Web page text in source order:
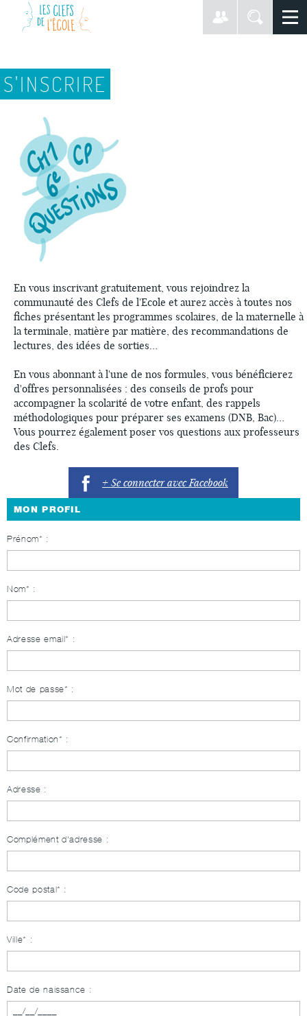
S'INSCRIRE
En vous inscrivant gratuitement, vous rejoindrez la
communauté des Clefs de l'Ecole et aurez accès à toutes nos
fiches présentant les programmes scolaires, de la maternelle à
la terminale, matière par matière, des recommandations de
lectures, des idées de sorties…
En vous abonnant à l'une de nos formules, vous bénéficierez
d'offres personnalisées : des conseils de profs pour
accompagner la scolarité de votre enfant, des rappels
méthodologiques pour préparer ses examens (DNB, Bac)…
Vous pourrez également poser vos questions aux professeurs
des Clefs.
+ Se connecter avec Facebook
MON PROFIL
Prénom* :
Nom* :
Adresse email* :
Mot de passe* :
Confirmation* :
Adresse :
Complément d'adresse :
Code postal* :
Ville* :
Date de naissance :